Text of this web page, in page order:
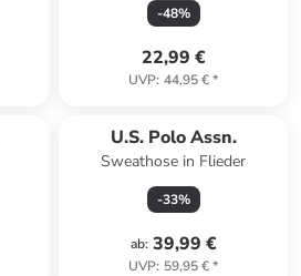
-48%
22,99 €
UVP: 44,95 €*
U.S. Polo Assn.
Sweathose in Flieder
-33%
ab: 39,99 €
UVP: 59,95 €*